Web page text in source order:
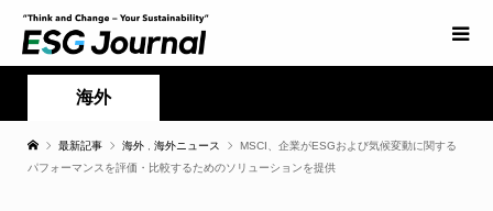
海外
最新記事 海外 海外ニュース
MSCI、企業がESGおよび気候変動に関する
パフォーマンスを評価・比較するためのソリューションを提供